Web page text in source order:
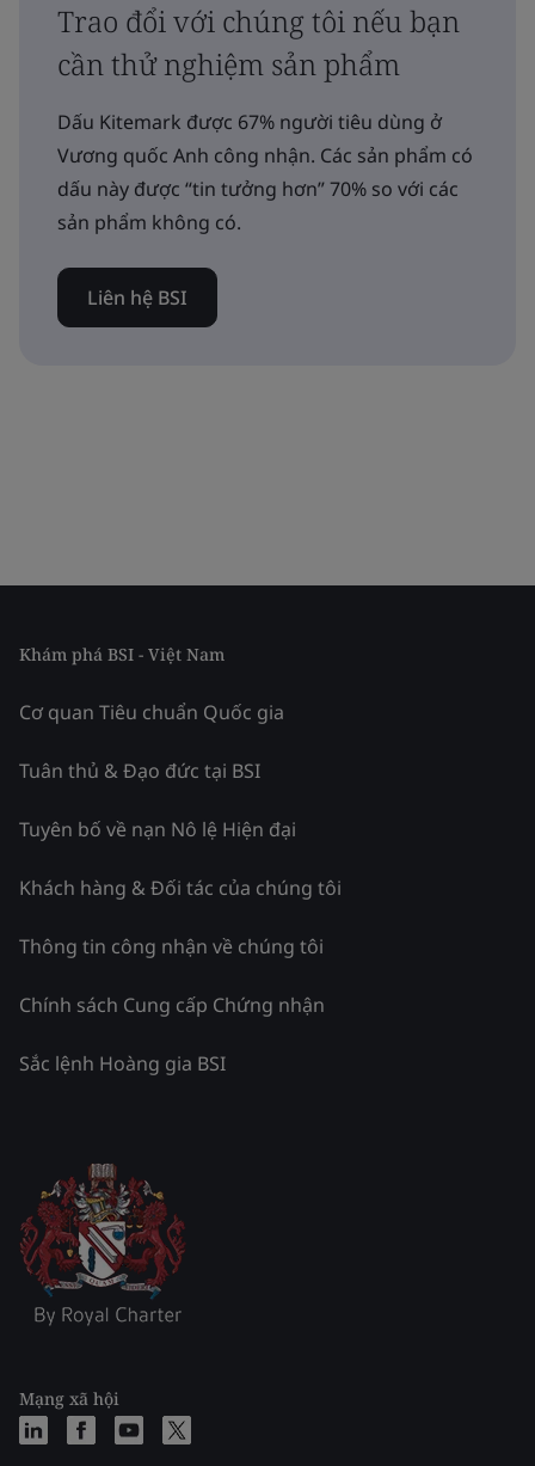
Trao đổi với chúng tôi nếu bạn
cần thử nghiệm sản phẩm
Dấu Kitemark được 67% người tiêu dùng ở
Vương quốc Anh công nhận. Các sản phẩm có
dấu này được “tin tưởng hơn” 70% so với các
sản phẩm không có.
Liên hệ BSI
Khám phá BSI - Việt Nam
Cơ quan Tiêu chuẩn Quốc gia
Tuân thủ & Đạo đức tại BSI
Tuyên bố về nạn Nô lệ Hiện đại
Khách hàng & Đối tác của chúng tôi
Thông tin công nhận về chúng tôi
Chính sách Cung cấp Chứng nhận
Sắc lệnh Hoàng gia BSI
Mạng xã hội